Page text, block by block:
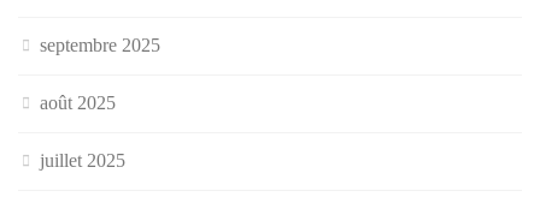
septembre 2025
août 2025
juillet 2025